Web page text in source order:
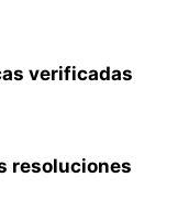
verificadas
resoluciones